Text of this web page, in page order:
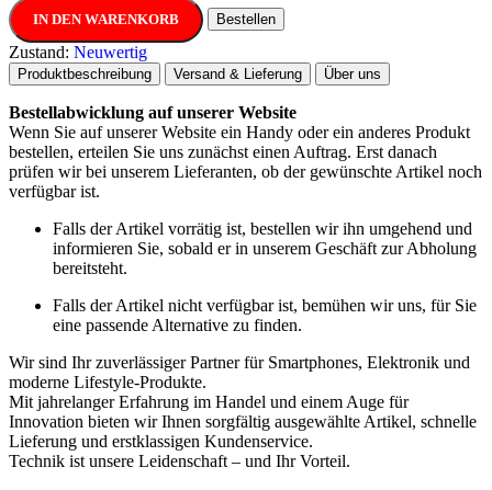
IN DEN WARENKORB Bestellen
Zustand: Neuwertig
Produktbeschreibung Versand & Lieferung Über uns
Bestellabwicklung auf unserer Website
Wenn Sie auf unserer Website ein Handy oder ein anderes Produkt
bestellen, erteilen Sie uns zunächst einen Auftrag. Erst danach
prüfen wir bei unserem Lieferanten, ob der gewünschte Artikel noch
verfügbar ist.
Falls der Artikel vorrätig ist, bestellen wir ihn umgehend und
informieren Sie, sobald er in unserem Geschäft zur Abholung
bereitsteht.
Falls der Artikel nicht verfügbar ist, bemühen wir uns, für Sie
eine passende Alternative zu finden.
Wir sind Ihr zuverlässiger Partner für Smartphones, Elektronik und
moderne Lifestyle-Produkte.
Mit jahrelanger Erfahrung im Handel und einem Auge für
Innovation bieten wir Ihnen sorgfältig ausgewählte Artikel, schnelle
Lieferung und erstklassigen Kundenservice.
Technik ist unsere Leidenschaft – und Ihr Vorteil.